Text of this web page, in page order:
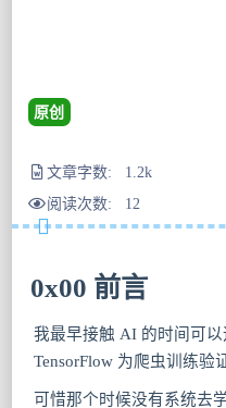
原创
文章字数: 1.2k
阅读次数: 12
0x00 前言
我最早接触 AI 的时间可
TensorFlow 为爬虫训练验
可惜那个时候没有系统去